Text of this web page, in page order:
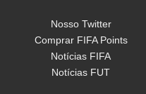
Nosso Twitter
Comprar FIFA Points
Notícias FIFA
Notícias FUT